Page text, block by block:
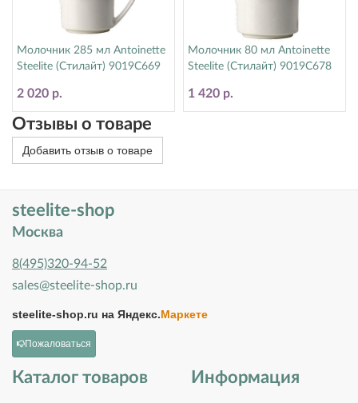
Молочник 285 мл Antoinette
Steelite (Стилайт) 9019C669
2 020 р.
Молочник 80 мл Antoinette
Steelite (Стилайт) 9019C678
1 420 р.
Отзывы о товаре
Добавить отзыв о товаре
steelite-shop
Москва
8(495)320-94-52
sales@steelite-shop.ru
steelite-shop.ru на Яндекс.Маркете
Пожаловаться
Каталог товаров Информация